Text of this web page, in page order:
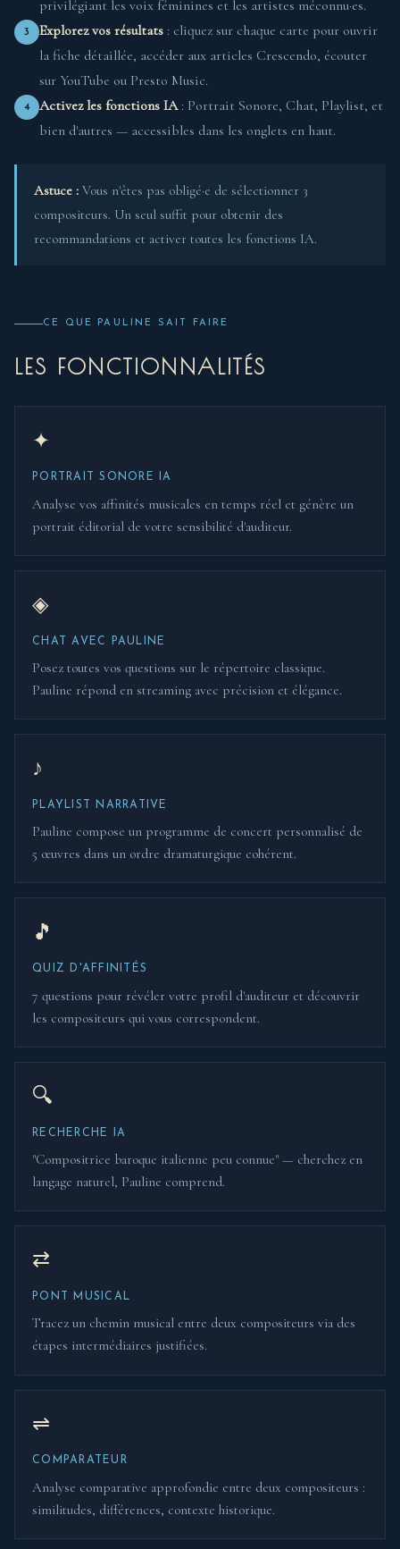
privilégiant les voix féminines et les artistes méconnu·es.
3 Explorez vos résultats : cliquez sur chaque carte pour ouvrir
la fiche détaillée, accéder aux articles Crescendo, écouter
sur YouTube ou Presto Music.
4 Activez les fonctions IA: Portrait Sonore, Chat, Playlist, et
bien d'autres — accessibles dans les onglets en haut.
Astuce : Vous n'êtes pas obligé·e de sélectionner 3
compositeurs. Un seul suffit pour obtenir des
recommandations et activer toutes les fonctions IA.
CE QUE PAULINE SAIT FAIRE
LES FONCTIONNALITÉS
✦
PORTRAIT SONORE IA
Analyse vos affinités musicales en temps réel et génère un
portrait éditorial de votre sensibilité d'auditeur.
◈
CHAT AVEC PAULINE
Posez toutes vos questions sur le répertoire classique.
Pauline répond en streaming avec précision et élégance.
♪
PLAYLIST NARRATIVE
Pauline compose un programme de concert personnalisé de
5 œuvres dans un ordre dramaturgique cohérent.
🎵
QUIZ D'AFFINITÉS
7 questions pour révéler votre profil d'auditeur et découvrir
les compositeurs qui vous correspondent.
🔍
RECHERCHE IA
"Compositrice baroque italienne peu connue" — cherchez en
langage naturel, Pauline comprend.
⇄
PONT MUSICAL
Tracez un chemin musical entre deux compositeurs via des
étapes intermédiaires justifiées.
⇌
COMPARATEUR
Analyse comparative approfondie entre deux compositeurs :
similitudes, différences, contexte historique.